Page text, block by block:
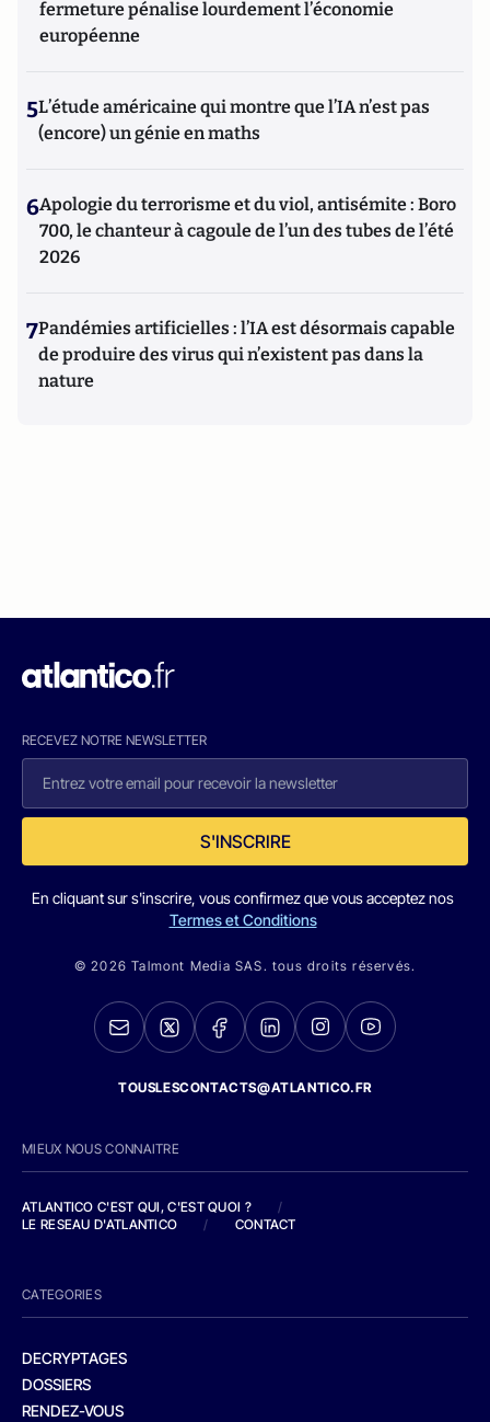
fermeture pénalise lourdement l’économie
européenne
5L’étude américaine qui montre que l’IA n’est pas
(encore) un génie en maths
6Apologie du terrorisme et du viol, antisémite : Boro
700, le chanteur à cagoule de l’un des tubes de l’été
2026
7Pandémies artificielles : l’IA est désormais capable
de produire des virus qui n’existent pas dans la
nature
RECEVEZ NOTRE NEWSLETTER
S'INSCRIRE
En cliquant sur s'inscrire, vous confirmez que vous acceptez nos
Termes et Conditions
© 2026 Talmont Media SAS. tous droits réservés.
TOUSLESCONTACTS@ATLANTICO.FR
MIEUX NOUS CONNAITRE
ATLANTICO C'EST QUI, C'EST QUOI ?
/
LE RESEAU D'ATLANTICO
/ CONTACT
CATEGORIES
DECRYPTAGES
DOSSIERS
RENDEZ-VOUS